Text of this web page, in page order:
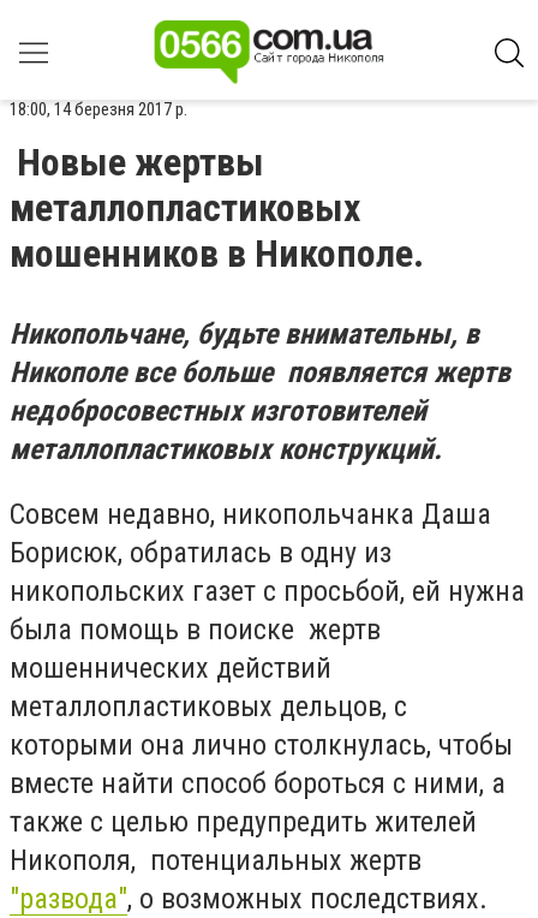
18:00, 14 березня 2017 р.
Новые жертвы
металлопластиковых
мошенников в Никополе.
Никопольчане, будьте внимательны, в
Никополе все больше появляется жертв
недобросовестныхизготовителей
металлопластиковых конструкций.
Совсем недавно, никопольчанка Даша
Борисюк, обратилась в одну из
никопольских газет с просьбой, ей нужна
была помощь в поиске жертв
мошеннических действий
металлопластиковых дельцов, с
которыми она лично столкнулась, чтобы
вместе найти способ бороться с ними, а
также с целью предупредить жителей
Никополя, потенциальных жертв
"развода", о возможных последствиях.